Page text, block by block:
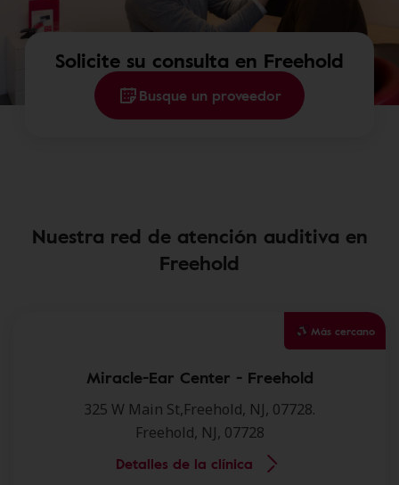
Solicite su consulta en Freehold
Busque un proveedor
Nuestra red de atención auditiva en
Freehold
Más cercano
Miracle-Ear Center - Freehold
325 W Main St,Freehold, NJ, 07728.
Freehold, NJ, 07728
Detalles de la clínica